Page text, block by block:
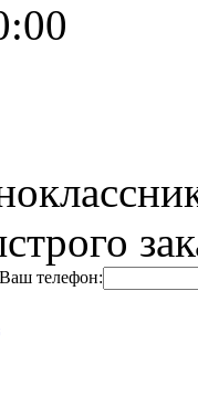
Ваш телефон: